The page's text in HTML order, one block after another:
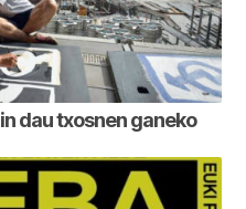
dau txosnen ganeko